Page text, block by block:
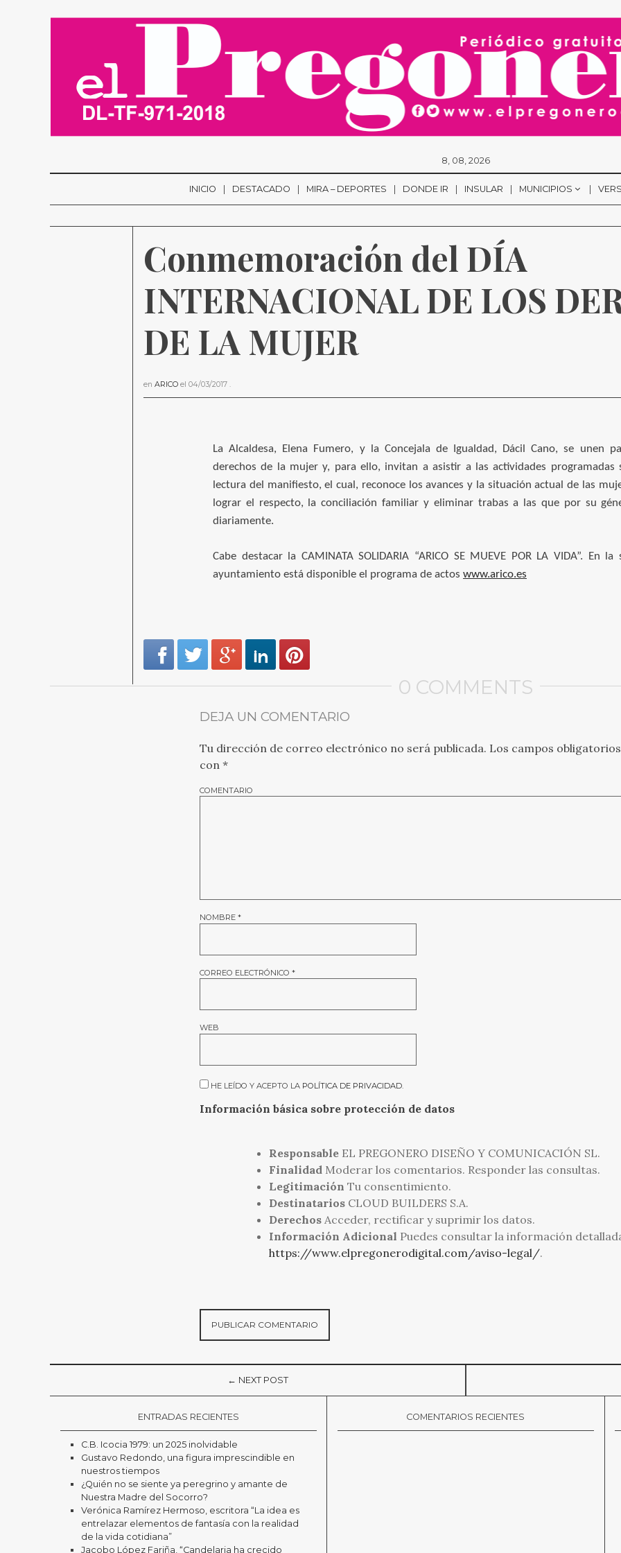
8, 08, 2026
INICIO DESTACADO MIRA – DEPORTES DONDE IR INSULAR MUNICIPIOS
Conmemoración del DÍA
INTERNACIONAL DE LOS
DE LA MUJER
en ARICO el 04/03/2017 .
La Alcaldesa, Elena Fumero, y la Concejala de Igualdad, Dácil Cano, se unen
derechos de la mujer y, para ello, invitan a asistir a las actividades programadas
lectura del manifiesto, el cual, reconoce los avances y la situación actual de las
lograr el respecto, la conciliación familiar y eliminar trabas a las que por su
diariamente.
Cabe destacar la CAMINATA SOLIDARIA “ARICO SE MUEVE POR LA VIDA”. En
ayuntamiento está disponible el programa de actos www.arico.es
0 COMMENTS
DEJA UN COMENTARIO
Tu dirección de correo electrónico no será publicada. Los campos
con *
COMENTARIO
NOMBRE *
CORREO ELECTRÓNICO *
WEB
HE LEÍDO Y ACEPTO LA POLÍTICA DE PRIVACIDAD.
Información básica sobre protección de datos
Responsable EL PREGONERO DISEÑO Y COMUNICACIÓN SL.
Finalidad Moderar los comentarios. Responder las consultas.
Legitimación Tu consentimiento.
Destinatarios CLOUD BUILDERS S.A.
Derechos Acceder, rectificar y suprimir los datos.
Información Adicional Puedes consultar la información
https://www.elpregonerodigital.com/aviso-legal/.
← NEXT POST
ENTRADAS RECIENTES
C.B. Icocia 1979: un 2025 inolvidable
Gustavo Redondo, una figura imprescindible en
nuestros tiempos
¿Quién no se siente ya peregrino y amante de
Nuestra Madre del Socorro?
Verónica Ramírez Hermoso, escritora “La idea es
entrelazar elementos de fantasía con la realidad
de la vida cotidiana”
Jacobo López Fariña, “Candelaria ha crecido
COMENTARIOS RECIENTES